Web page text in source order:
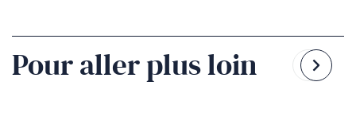
Pour aller plus loin